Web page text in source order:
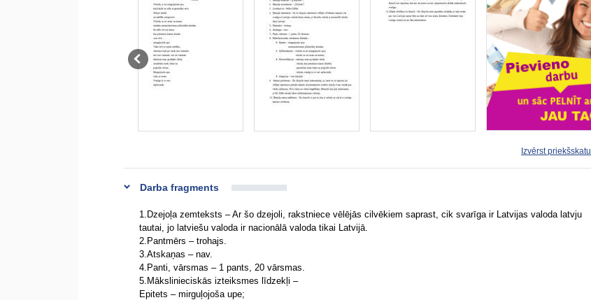
Izvērst priekšskatu
Darba fragments
1.Dzejoļa zemteksts – Ar šo dzejoli, rakstniece vēlējās cilvēkiem saprast, cik svarīga ir Latvijas valoda latvju
tautai, jo latviešu valoda ir nacionālā valoda tikai Latvijā.
2.Pantmērs – trohajs.
3.Atskaņas – nav.
4.Panti, vārsmas – 1 pants, 20 vārsmas.
5.Mākslinieciskās izteiksmes līdzekļi –
Epitets – mirguļojoša upe;